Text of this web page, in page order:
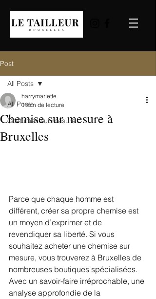
Post
All Posts
Costumes sur mesure
All Posts
Chemise sur mesure à
Bruxelles
harrymariette
1 min de lecture
Parce que chaque homme est
différent, créer sa propre chemise est
un moyen d’exprimer et de
revendiquer sa liberté. Si vous
souhaitez acheter une chemise sur
mesure, vous trouverez à Bruxelles de
nombreuses boutiques spécialisées.
Avec un savoir-faire irréprochable, une
analyse approfondie de la